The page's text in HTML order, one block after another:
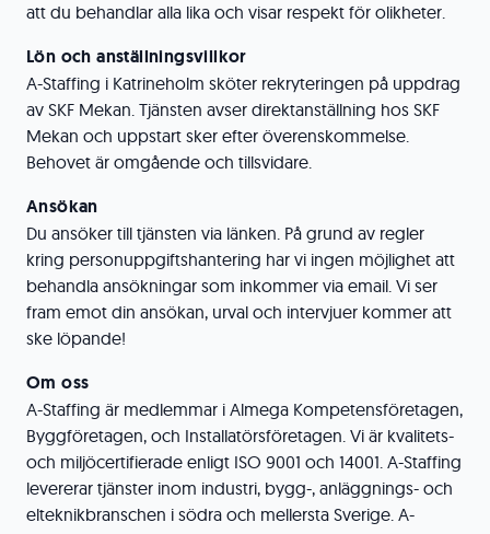
att du behandlar alla lika och visar respekt för olikheter.
Lön och anställningsvillkor
A-Staffing i Katrineholm sköter rekryteringen på uppdrag
av SKF Mekan. Tjänsten avser direktanställning hos SKF
Mekan och uppstart sker efter överenskommelse.
Behovet är omgående och tillsvidare.
Ansökan
Du ansöker till tjänsten via länken. På grund av regler
kring personuppgiftshantering har vi ingen möjlighet att
behandla ansökningar som inkommer via email. Vi ser
fram emot din ansökan, urval och intervjuer kommer att
ske löpande!
Om oss
A-Staffing är medlemmar i Almega Kompetensföretagen,
Byggföretagen, och Installatörsföretagen. Vi är kvalitets-
och miljöcertifierade enligt ISO 9001 och 14001. A-Staffing
levererar tjänster inom industri, bygg-, anläggnings- och
elteknikbranschen i södra och mellersta Sverige. A-